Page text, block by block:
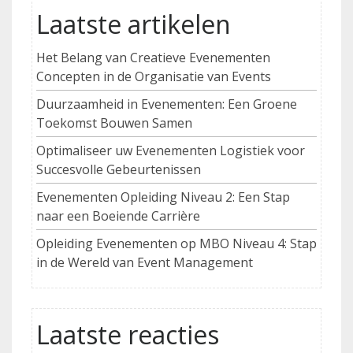
Laatste artikelen
Het Belang van Creatieve Evenementen
Concepten in de Organisatie van Events
Duurzaamheid in Evenementen: Een Groene
Toekomst Bouwen Samen
Optimaliseer uw Evenementen Logistiek voor
Succesvolle Gebeurtenissen
Evenementen Opleiding Niveau 2: Een Stap
naar een Boeiende Carrière
Opleiding Evenementen op MBO Niveau 4: Stap
in de Wereld van Event Management
Laatste reacties